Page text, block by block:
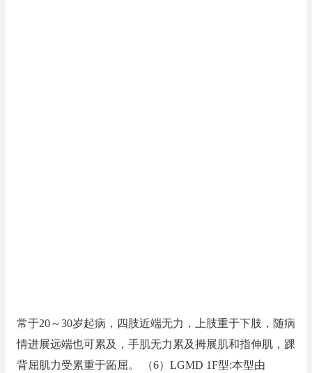
常于20～30岁起病，四肢近端无力，上肢重于下肢，随病
情进展远端也可累及，手肌无力累及拇展肌和指伸肌，踝
背屈肌力受累重于跖屈。 （6）LGMD 1F型:本型由